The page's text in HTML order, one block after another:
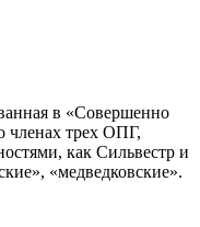
в «Совершенно
членах трех ОПГ,
как Сильвестр и
«медведковские».